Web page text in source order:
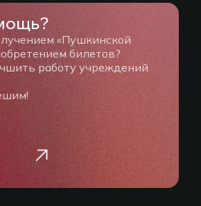
«Пушкинской
билетов?
работу учреждений